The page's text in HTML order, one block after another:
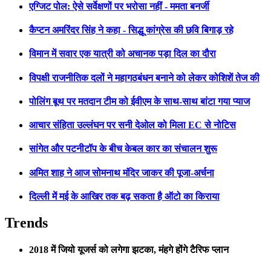
एग्जिट पोल: ऐसे सर्वेक्षणों पर भरोसा नहीं - ममता बनर्जी
कैप्टन अमरिंदर सिंह ने कहा - सिद्धू कांग्रेस की छवि बिगाड़ रहे
विमान में सवार एक यात्री को अचानक पड़ा दिल का दौरा
विपक्षी राजनीतिक दलों ने महागठबंधन बनाने को लेकर कोशिशें तेज की
पोलिंग बूथ पर मतदान टीम को ईवीएम के साथ-साथ बांटा गया प्याज
आचार संहिता उल्लंघन पर सनी देओल को मिला EC से नोटिस
सांगेत और पटनीटॉप के बीच केबल कार का संचालन शुरू
अमित शाह ने आज सोमनाथ मंदिर जाकर की पूजा-अर्चना
दिल्ली में मई के आखिर तक बढ़ सकता है ऑटो का किराया
Trends
2018 में जियो यूजर्स को लगेगा झटका, मंहगे होंगे टैरिफ प्लान